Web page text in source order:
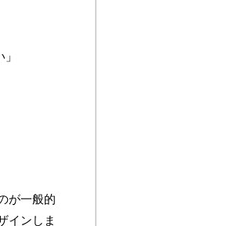
が一般的
インしま